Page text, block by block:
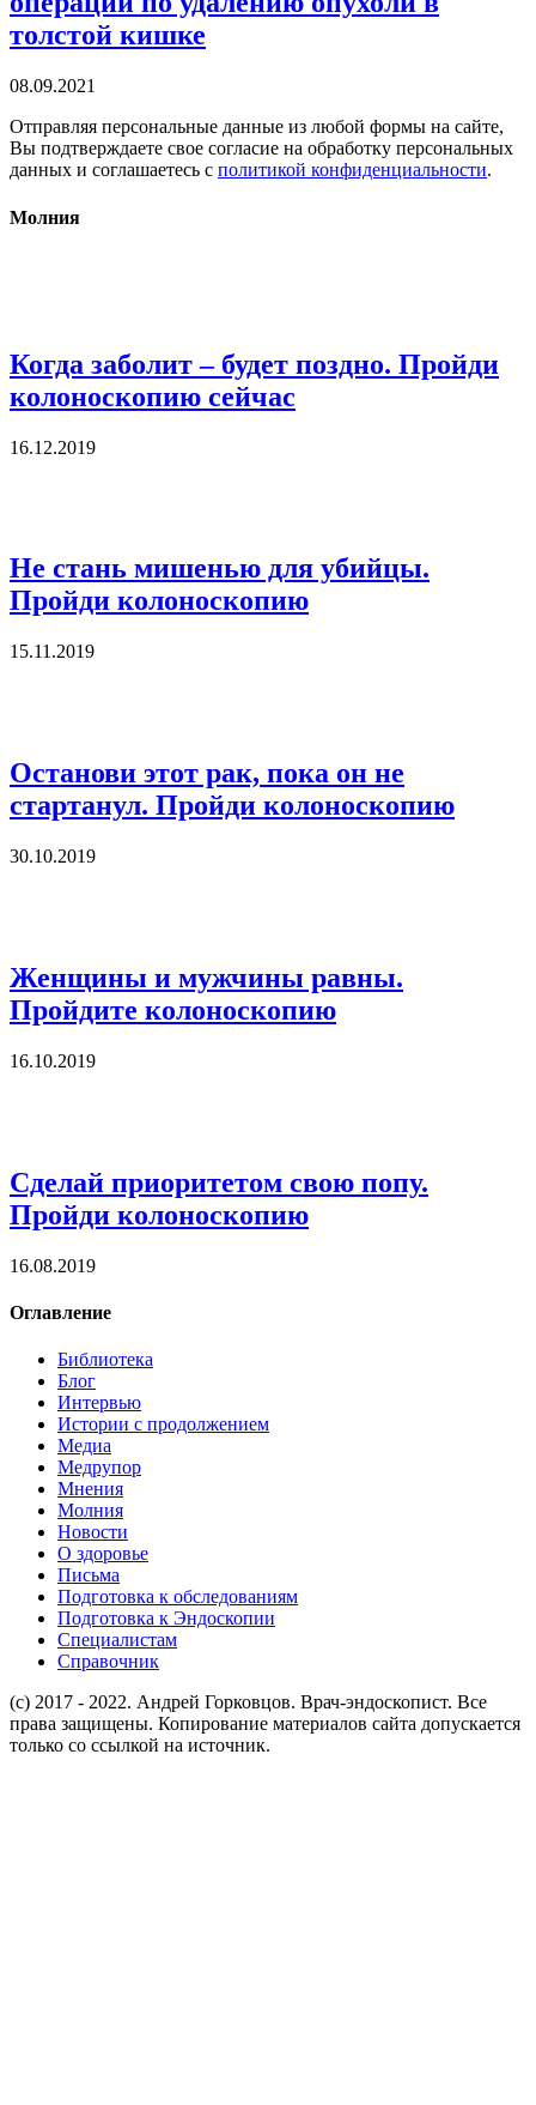
толстой кишке
08.09.2021
Отправляя персональные данные из любой формы на сайте,
Вы подтверждаете свое согласие на обработку персональных
данных и соглашаетесь с политикой конфиденциальности.
Молния
Когда заболит – будет поздно. Пройди
колоноскопию сейчас
16.12.2019
Не стань мишенью для убийцы.
Пройди колоноскопию
15.11.2019
Останови этот рак, пока он не
стартанул. Пройди колоноскопию
30.10.2019
Женщины и мужчины равны.
Пройдите колоноскопию
16.10.2019
Сделай приоритетом свою попу.
Пройди колоноскопию
16.08.2019
Оглавление
Библиотека
Блог
Интервью
Истории с продолжением
Медиа
Медрупор
Мнения
Молния
Новости
О здоровье
Письма
Подготовка к обследованиям
Подготовка к Эндоскопии
Специалистам
Справочник
(c) 2017 - 2022. Андрей Горковцов. Врач-эндоскопист. Все
права защищены. Копирование материалов сайта допускается
только со ссылкой на источник.